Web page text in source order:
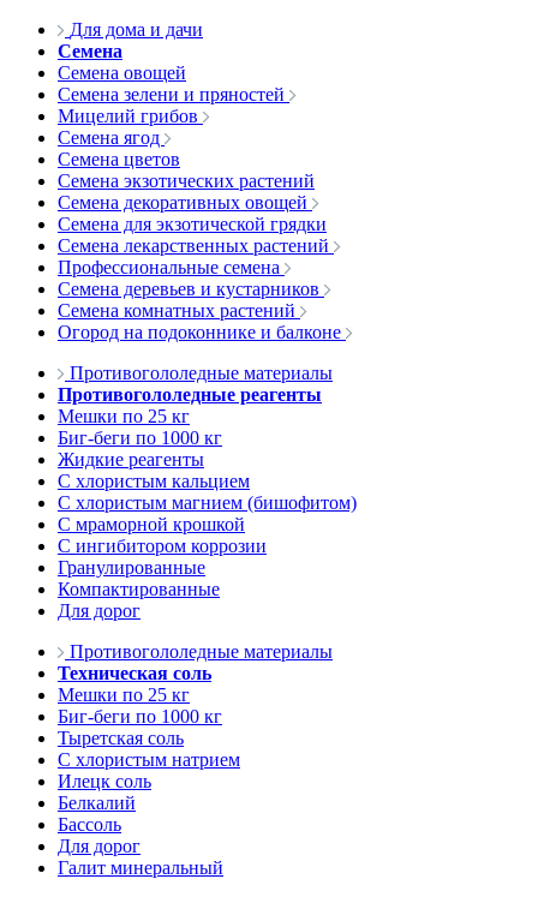
Для дома и дачи
Семена
Семена овощей
Семена зелени и пряностей
Мицелий грибов
Семена ягод
Семена цветов
Семена экзотических растений
Семена декоративных овощей
Семена для экзотической грядки
Семена лекарственных растений
Профессиональные семена
Семена деревьев и кустарников
Семена комнатных растений
Огород на подоконнике и балконе
Противогололедные материалы
Противогололедные реагенты
Мешки по 25 кг
Биг-беги по 1000 кг
Жидкие реагенты
С хлористым кальцием
С хлористым магнием (бишофитом)
С мраморной крошкой
С ингибитором коррозии
Гранулированные
Компактированные
Для дорог
Противогололедные материалы
Техническая соль
Мешки по 25 кг
Биг-беги по 1000 кг
Тыретская соль
С хлористым натрием
Илецк соль
Белкалий
Бассоль
Для дорог
Галит минеральный